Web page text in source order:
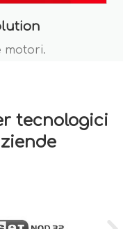
motori.
tecnologici